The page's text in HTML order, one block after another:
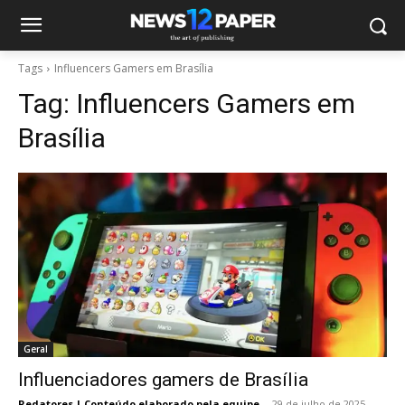
Tags Influencers Gamers em Brasília
Tag: Influencers Gamers em
Brasília
Geral
Influenciadores gamers de Brasília